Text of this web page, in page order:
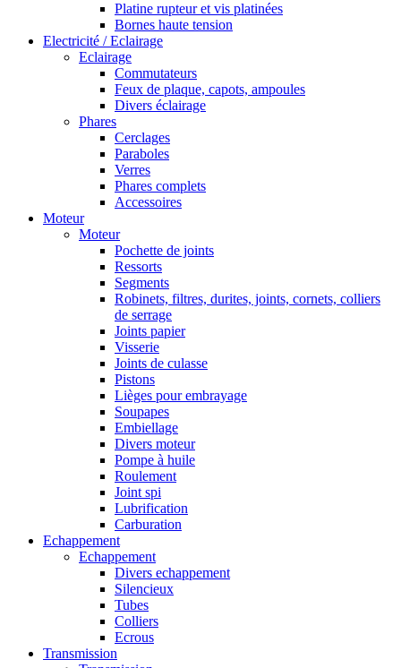
Platine rupteur et vis platinées
Bornes haute tension
Electricité / Eclairage
Eclairage
Commutateurs
Feux de plaque, capots, ampoules
Divers éclairage
Phares
Cerclages
Paraboles
Verres
Phares complets
Accessoires
Moteur
Moteur
Pochette de joints
Ressorts
Segments
Robinets, filtres, durites, joints, cornets, colliers
de serrage
Joints papier
Visserie
Joints de culasse
Pistons
Lièges pour embrayage
Soupapes
Embiellage
Divers moteur
Pompe à huile
Roulement
Joint spi
Lubrification
Carburation
Echappement
Echappement
Divers echappement
Silencieux
Tubes
Colliers
Ecrous
Transmission